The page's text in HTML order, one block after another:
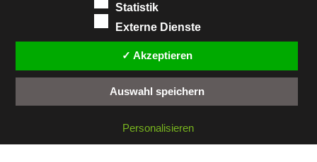
Weihnachten Workshops & Events
FACEBOOK PINTEREST
EMAIL
INSTAGRAM
© cookiteasy.at by Simone Kemptner | powered byECKER Digital IT Solutions
Statistik
Externe Dienste
✓ Akzeptieren
Auswahl speichern
Personalisieren